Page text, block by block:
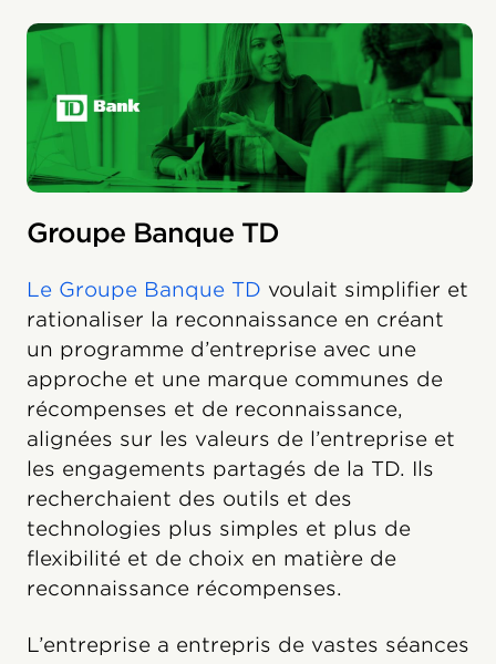
Groupe Banque TD
Le Groupe Banque TD voulait simplifier et
rationaliser la reconnaissance en créant
un programme d’entreprise avec une
approche et une marque communes de
récompenses et de reconnaissance,
alignées sur les valeurs de l’entreprise et
les engagements partagés de la TD. Ils
recherchaient des outils et des
technologies plus simples et plus de
flexibilité et de choix en matière de
reconnaissance récompenses.
L’entreprise a entrepris de vastes séances